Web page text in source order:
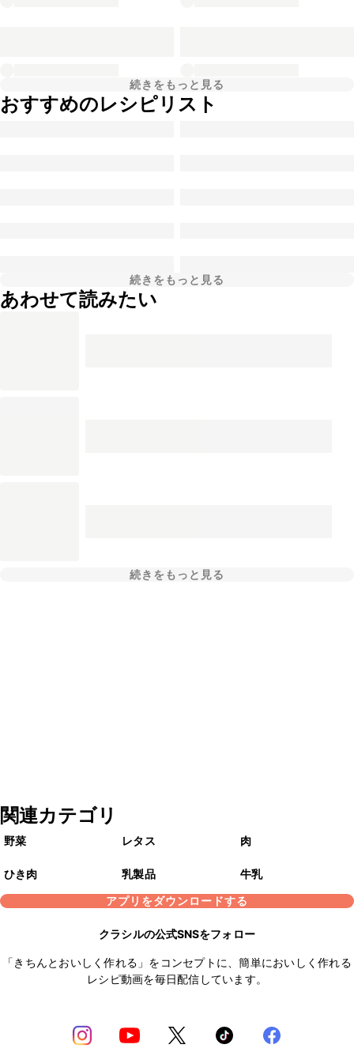
続きをもっと見る
おすすめのレシピリスト
続きをもっと見る
あわせて読みたい
続きをもっと見る
関連カテゴリ
野菜 レタス 肉
ひき肉 乳製品
牛乳
アプリをダウンロードする
クラシルの公式SNSをフォロー
「きちんとおいしく作れる」をコンセプトに、簡単においしく作れる
レシピ動画を毎日配信しています。